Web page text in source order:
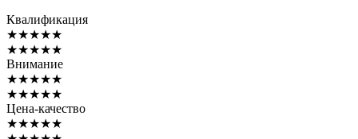
Квалификация
★★★★★
★★★★★
Внимание
★★★★★
★★★★★
Цена-качество
★★★★★